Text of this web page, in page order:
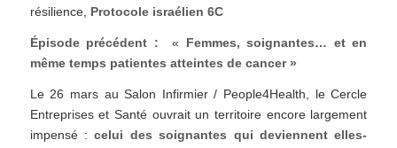
résilience, Protocole israélien 6C
Épisode précédent : « Femmes, soignantes… et en
même temps patientes atteintes de cancer »
Le 26 mars au Salon Infirmier / People4Health, le Cercle
Entreprises et Santé ouvrait un territoire encore largement
impensé :celui des soignantes qui deviennent elles-